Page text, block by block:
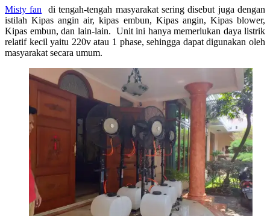
Misty fan di tengah-tengah masyarakat sering disebut juga dengan
istilah Kipas angin air, kipas embun, Kipas angin, Kipas blower,
Kipas embun, dan lain-lain. Unit ini hanya memerlukan daya listrik
relatif kecil yaitu 220v atau 1 phase, sehingga dapat digunakan oleh
masyarakat secara umum.